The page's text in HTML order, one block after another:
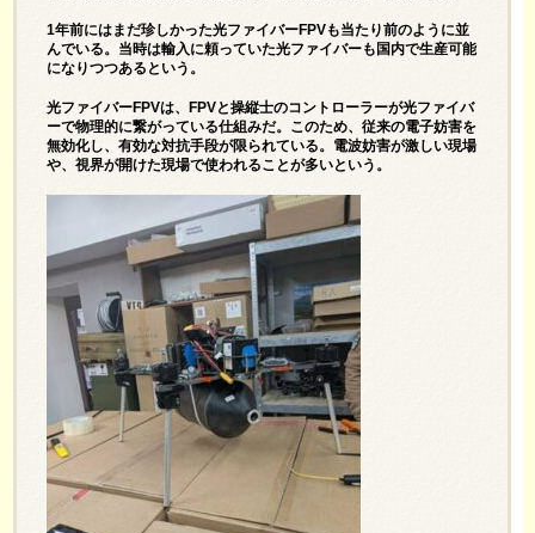
1年前にはまだ珍しかった光ファイバーFPVも当たり前のように並
んでいる。当時は輸入に頼っていた光ファイバーも国内で生産可能
になりつつあるという。
光ファイバーFPVは、FPVと操縦士のコントローラーが光ファイバ
ーで物理的に繋がっている仕組みだ。このため、従来の電子妨害を
無効化し、有効な対抗手段が限られている。電波妨害が激しい現場
や、視界が開けた現場で使われることが多いという。